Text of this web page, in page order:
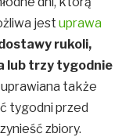
jest uprawa
rukoli,
lub trzy tygodnie
także
tygodni przed
zbiory.